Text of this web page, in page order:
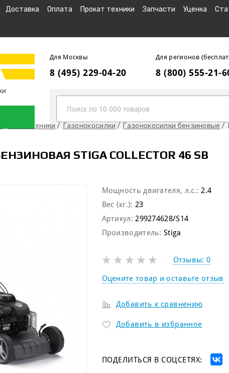
Доставка Оплата Прокат техники Запчасти Уценка
Для Москвы
8 (495) 229-04-20
Для регионов
8 (800) 555-21-
техники Газонокосилки Газонокосилки бензиновые
STIGA COLLECTOR 46 SB
Мощность двигателя, л.с.: 2.4
Вес (кг.): 23
Артикул: 299274628/S14
Производитель: Stiga
Отзывы: 0
Оцените товар и оставьте отзыв
Добавить к сравнению
Добавить в избранное
ПОДЕЛИТЬСЯ В СОЦСЕТЯХ: